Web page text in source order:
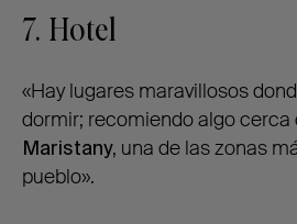
7. Hotel
«Hay lugares maravillosos
dormir; recomiendo algo cerca
Maristany, una de las zonas
pueblo».